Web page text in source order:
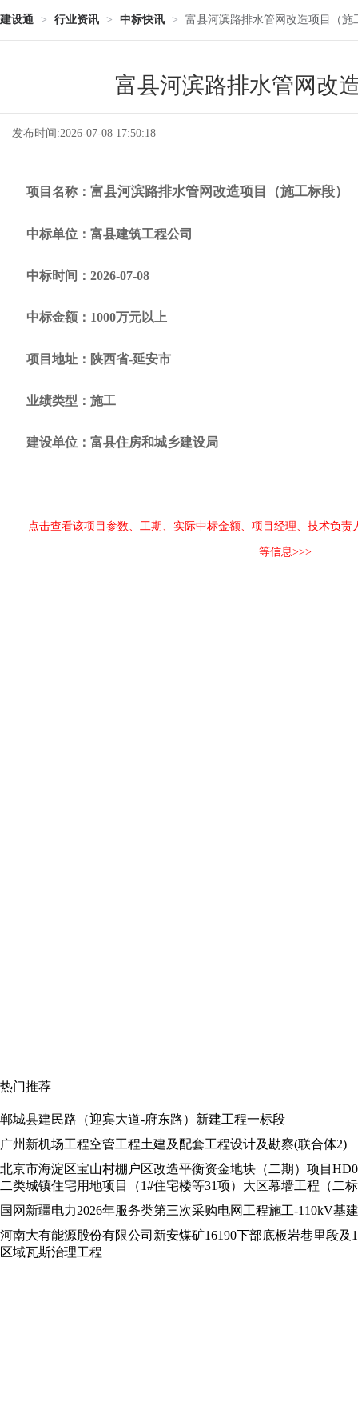
建设通 > 行业资讯 > 中标快讯 > 富县河滨路排水管网改造项目（施
富县河滨路排水管网改
发布时间:2026-07-08 17:50:18
项目名称： 富县河滨路排水管网改造项目（施工标段）
中标单位：富县建筑工程公司
中标时间：2026-07-08
中标金额：1000万元以上
项目地址：陕西省-延安市
业绩类型：施工
建设单位：富县住房和城乡建设局
点击查看该项目参数、工期、实际中标金额、项目经理、技术负
等信息>>>
热门推荐
郸城县建民路（迎宾大道-府东路）新建工程一标段
广州新机场工程空管工程土建及配套工程设计及勘察(联合体2)
北京市海淀区宝山村棚户区改造平衡资金地块（二期）项目
二类城镇住宅用地项目（1#住宅楼等31项）大区幕墙工程（二
国网新疆电力2026年服务类第三次采购电网工程施工-110kV基
河南大有能源股份有限公司新安煤矿16190下部底板岩巷里段及
区域瓦斯治理工程